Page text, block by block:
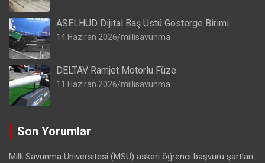
ASELHUD Dijital Baş Üstü Gösterge Birimi
14 Haziran 2026 millisavunma
DELTAV Ramjet Motorlu Füze
11 Haziran 2026 millisavunma
Son Yorumlar
Milli Savunma Üniversitesi (MSÜ) askeri öğrenci başvuru şartları